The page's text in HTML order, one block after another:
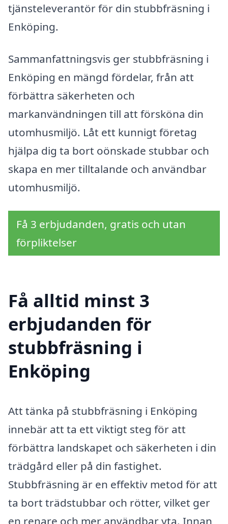
tjänsteleverantör för din stubbfräsning i
Enköping.
Sammanfattningsvis ger stubbfräsning i
Enköping en mängd fördelar, från att
förbättra säkerheten och
markanvändningen till att försköna din
utomhusmiljö. Låt ett kunnigt företag
hjälpa dig ta bort oönskade stubbar och
skapa en mer tilltalande och användbar
utomhusmiljö.
Få 3 erbjudanden, gratis och utan
förpliktelser
Få alltid minst 3
erbjudanden för
stubbfräsning i
Enköping
Att tänka på stubbfräsning i Enköping
innebär att ta ett viktigt steg för att
förbättra landskapet och säkerheten i din
trädgård eller på din fastighet.
Stubbfräsning är en effektiv metod för att
ta bort trädstubbar och rötter, vilket ger
en renare och mer användbar yta. Innan